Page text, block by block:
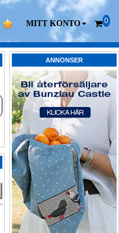
MITT KONTO 0
ANNONSER